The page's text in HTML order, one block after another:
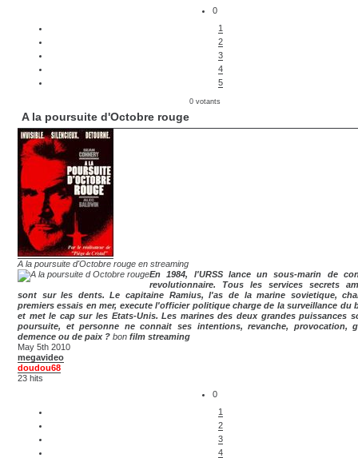
0
1
2
3
4
5
0 votants
A la poursuite d'Octobre rouge
A la poursuite d'Octobre rouge en streaming
En 1984, l'URSS lance un sous-marin de
revolutionnaire. Tous les services secrets
sont sur les dents. Le capitaine Ramius, l'as de la marine sovietique,
premiers essais en mer, execute l'officier politique charge de la surveillance du
et met le cap sur les Etats-Unis. Les marines des deux grandes puissances
poursuite, et personne ne connait ses intentions, revanche, provocation,
demence ou de paix ? bon film streaming
May 5th 2010
megavideo
doudou68
23 hits
0
1
2
3
4